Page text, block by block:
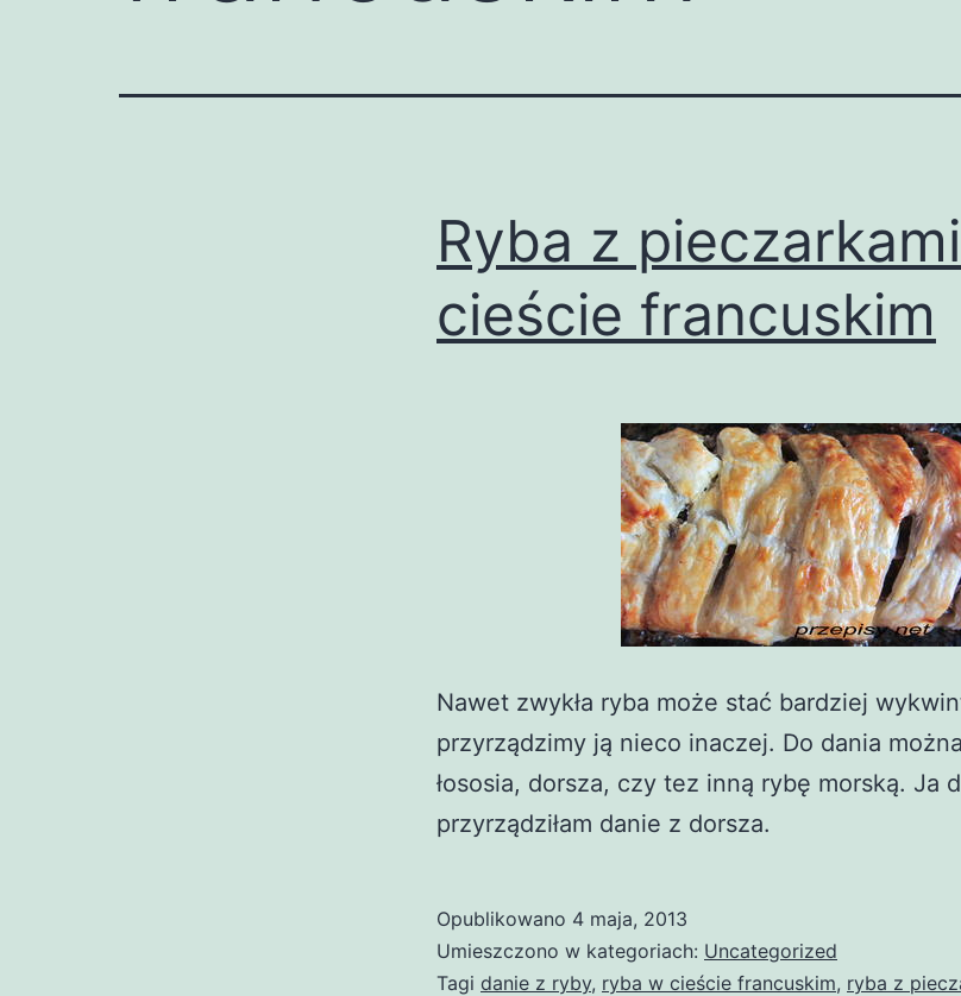
Ryba z
cieście francuskim
Nawet zwykła ryba może stać bardziej
przyrządzimy ją nieco inaczej. Do dania
łososia, dorsza, czy tez inną rybę morską. Ja
przyrządziłam danie z dorsza.
Opublikowano 4 maja, 2013
Umieszczono w kategoriach: Uncategorized
Tagi danie z ryby, ryba w cieście francuskim, ryba z